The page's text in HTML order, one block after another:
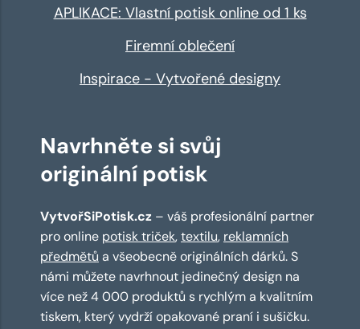
APLIKACE: Vlastní potisk online od 1 ks
Firemní oblečení
Inspirace - Vytvořené designy
Navrhněte si svůj
originální potisk
VytvořSiPotisk.cz – váš profesionální partner
pro online potisk triček,textilu, reklamních
předmětů a všeobecně originálních dárků. S
námi můžete navrhnout jedinečný design na
více než 4 000 produktů s rychlým a kvalitním
tiskem, který vydrží opakované praní i sušičku.